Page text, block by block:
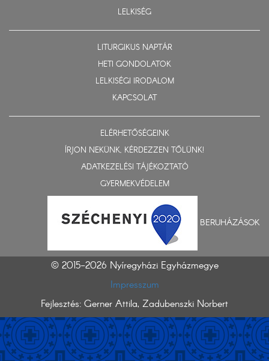
LELKISÉG
LITURGIKUS NAPTÁR
HETI GONDOLATOK
LELKISÉGI IRODALOM
KAPCSOLAT
ELÉRHETŐSÉGEINK
ÍRJON NEKÜNK, KÉRDEZZEN TŐLÜNK!
ADATKEZELÉSI TÁJÉKOZTATÓ
GYERMEKVÉDELEM
BERUHÁZÁSOK
© 2015-2026 Nyíregyházi Egyházmegye
Impresszum
Fejlesztés: Gerner Attila, Zadubenszki Norbert